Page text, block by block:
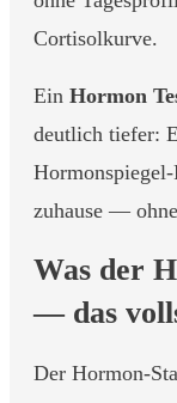
Cortisolkurve.
Ein Hormon
deutlich tiefer:
zuhause —
Was der
— das
Der Hormon-